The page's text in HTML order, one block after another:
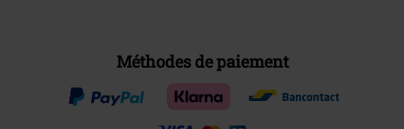
Méthodes de paiement